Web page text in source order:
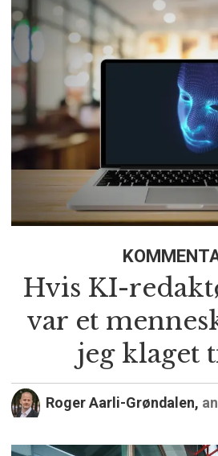
Hvis KI-
var et
jeg klaget
Roger Aarli-Grøndalen,